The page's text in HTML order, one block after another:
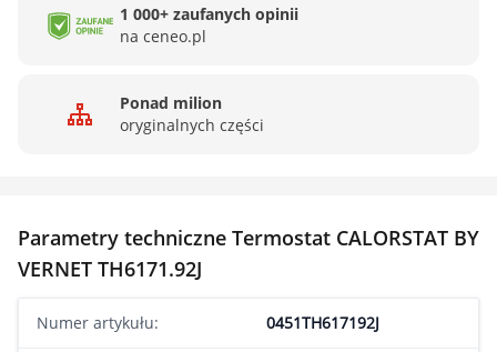
1 000+ zaufanych opinii
na ceneo.pl
Ponad milion
oryginalnych części
Parametry techniczne Termostat CALORSTAT BY
VERNET TH6171.92J
Numer artykułu: 0451TH617192J